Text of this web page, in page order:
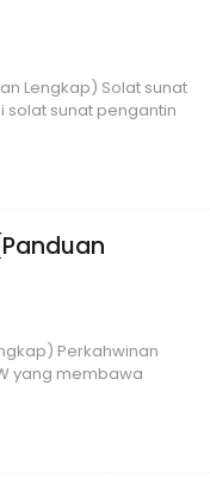
Lengkap) Solat sunat
solat sunat pengantin
Perkahwinan
yang membawa